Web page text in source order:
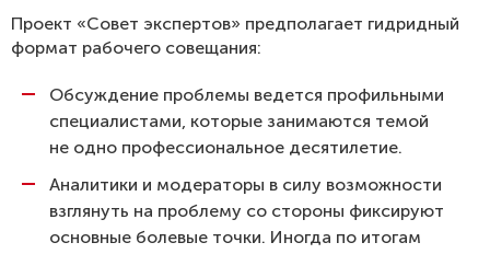
Проект «Совет экспертов» предполагает гидридный
формат рабочего совещания:
Обсуждение проблемы ведется профильными
специалистами, которые занимаются темой
не одно профессиональное десятилетие.
Аналитики и модераторы в силу возможности
взглянуть на проблему со стороны фиксируют
основные болевые точки. Иногда по итогам